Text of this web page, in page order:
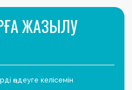
ЖАЗЫЛУ
өңдеуге келісемін